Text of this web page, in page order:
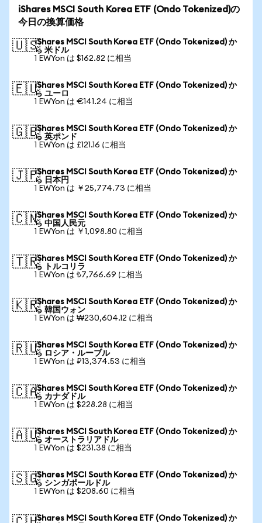
iShares MSCI South Korea ETF (Ondo Tokenized)の
今日の換算価格
🇺🇸iShares MSCI South Korea ETF (Ondo Tokenized) か
ら 米ドル
1 EWYon は $162.82 に相当
🇪🇺iShares MSCI South Korea ETF (Ondo Tokenized) か
ら ユーロ
1 EWYon は €141.24 に相当
🇬🇧iShares MSCI South Korea ETF (Ondo Tokenized) か
ら 英ポンド
1 EWYon は £121.16 に相当
🇯🇵iShares MSCI South Korea ETF (Ondo Tokenized) か
ら 日本円
1 EWYon は ￥25,774.73 に相当
🇨🇳iShares MSCI South Korea ETF (Ondo Tokenized) か
ら 中国人民元
1 EWYon は ￥1,098.80 に相当
🇹🇷iShares MSCI South Korea ETF (Ondo Tokenized) か
ら トルコリラ
1 EWYon は ₺7,766.69 に相当
🇰🇷iShares MSCI South Korea ETF (Ondo Tokenized) か
ら 韓国ウォン
1 EWYon は ₩230,604.12 に相当
🇷🇺iShares MSCI South Korea ETF (Ondo Tokenized) か
ら ロシア・ルーブル
1 EWYon は ₽13,374.53 に相当
🇨🇦iShares MSCI South Korea ETF (Ondo Tokenized) か
ら カナダドル
1 EWYon は $228.28 に相当
🇦🇺iShares MSCI South Korea ETF (Ondo Tokenized) か
ら オーストラリアドル
1 EWYon は $231.38 に相当
🇸🇬iShares MSCI South Korea ETF (Ondo Tokenized) か
ら シンガポールドル
1 EWYon は $208.60 に相当
iShares MSCI South Korea ETF (Ondo Tokenized) か